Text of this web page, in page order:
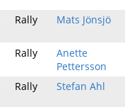
Rally Mats Jönsjö
Rally
Anette
Pettersson
Rally Stefan Ahl